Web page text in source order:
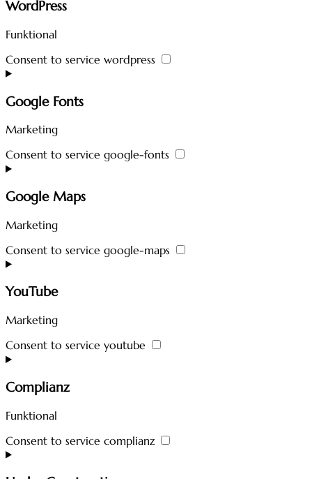
WordPress
Funktional
Consent to service wordpress
Google Fonts
Marketing
Consent to service google-fonts
Google Maps
Marketing
Consent to service google-maps
YouTube
Marketing
Consent to service youtube
Complianz
Funktional
Consent to service complianz